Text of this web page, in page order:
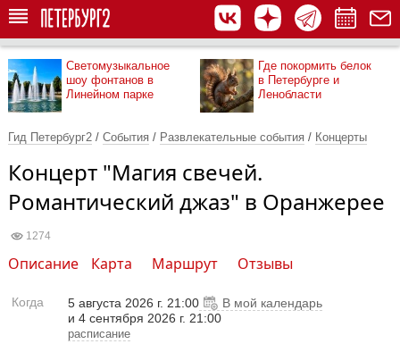
Светомузыкальное
шоу фонтанов в
Линейном парке
Где покормить белок
в Петербурге и
Ленобласти
Гид Петербург2 / События / Развлекательные события / Концерты
Концерт "Магия свечей.
Романтический джаз" в Оранжерее
1274
Описание Карта Маршрут Отзывы
Когда 5 августа 2026 г. 21:00
В мой календарь
и 4 сентября 2026 г. 21:00
расписание